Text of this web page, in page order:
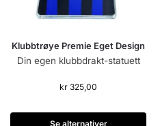
Klubbtrøye Premie Eget Design
Din egen klubbdrakt-statuett
kr 325,00
Se alternativer